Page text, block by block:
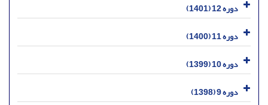
دوره 12 (1401)
دوره 11 (1400)
دوره 10 (1399)
دوره 9 (1398)